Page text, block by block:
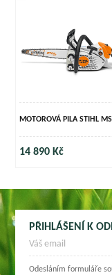
MOTOROVÁ PILA STIHL
14 890 Kč
PŘIHLÁŠENÍ K
Odesláním formuláře